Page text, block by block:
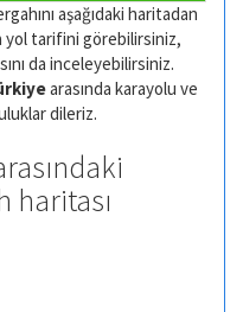
aşağıdaki haritadan
yol tarifini görebilirsiniz,
da inceleyebilirsiniz.
arasında karayolu ve
dileriz.
haritası